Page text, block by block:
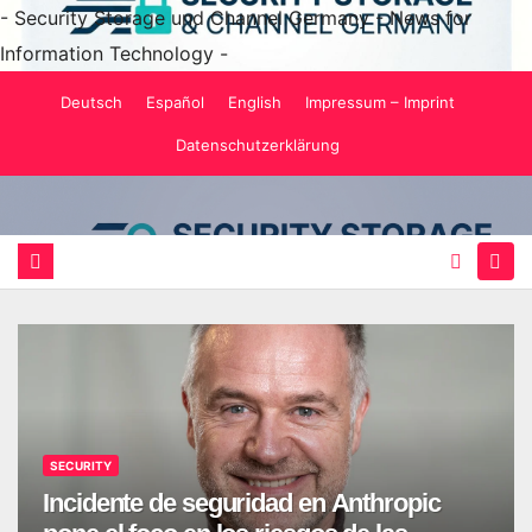
- Security Storage und Channel Germany - News for
Information Technology -
Deutsch Español English Impressum – Imprint
Datenschutzerklärung
SECURITY
Incidente de seguridad en Anthropic